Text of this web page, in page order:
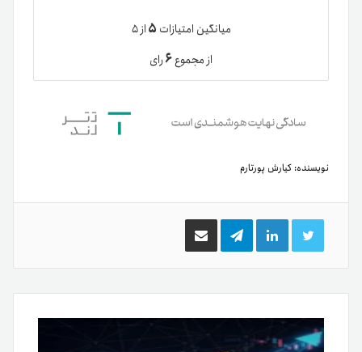
میانگین امتیازات ۵از ۵
از مجموع۶رای
نویسنده: کیارش پورتارم
توییتر لینکدینتلگرام اشتراک
گذاری
ایمیل